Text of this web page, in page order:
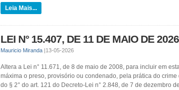
Leia Mais...
LEI N° 15.407, DE 11 DE MAIO DE
Mauricio Miranda |13-05-2026
Altera a Lei n° 11.671, de 8 de maio de 2008, para incluir em
máxima o preso, provisório ou condenado, pela prática do
do § 2° do art. 121 do Decreto-Lei n° 2.848, de 7 de dezembro